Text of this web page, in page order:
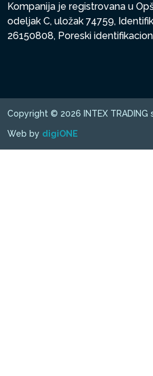
Kompanija je registrovana u
odeljak C, uložak 74759,
26150808, Poreski
Copyright © 2026 INTEX TRADING
Web by digiONE